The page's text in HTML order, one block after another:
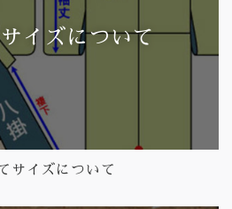
イズについて
サイズについて